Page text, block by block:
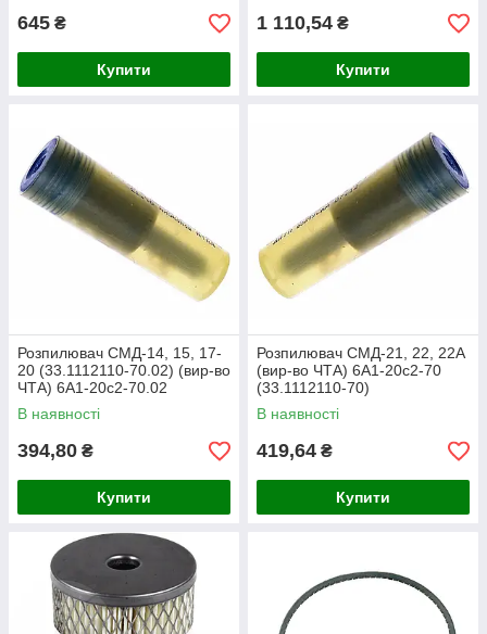
645 ₴
Купити
1 110,54 ₴
Купити
Розпилювач СМД-14, 15, 17-
20 (33.1112110-70.02) (вир-во
ЧТА) 6А1-20с2-70.02
В наявності
394,80 ₴
Купити
Розпилювач СМД-21, 22, 22А
(вир-во ЧТА) 6А1-20с2-70
(33.1112110-70)
В наявності
419,64 ₴
Купити